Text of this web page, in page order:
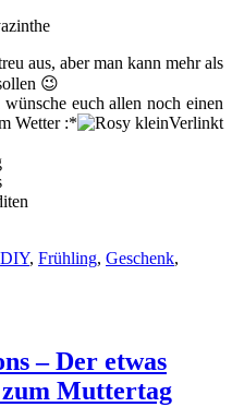
aus, aber man kann mehr als
😉
euch allen noch einen
Wetter :*
Verlinkt
DIY, Frühling, Geschenk,
– Der etwas
Muttertag